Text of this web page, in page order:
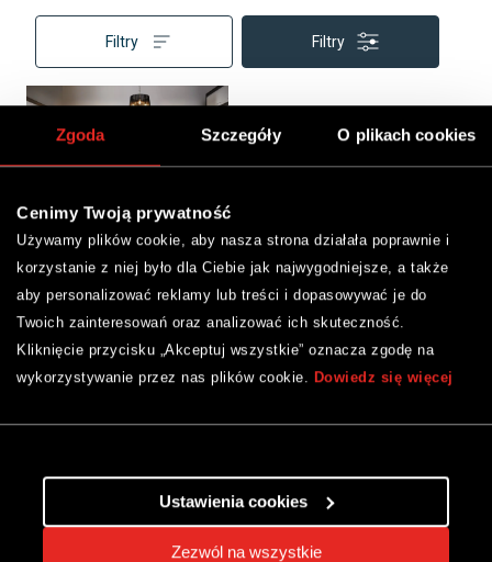
Zgoda Szczegóły O plikach cookies
Cenimy Twoją prywatność
Używamy plików cookie, aby nasza strona działała poprawnie i
korzystanie z niej było dla Ciebie jak najwygodniejsze, a także
aby personalizować reklamy lub treści i dopasowywać je do
Twoich zainteresowań oraz analizować ich skuteczność.
Kliknięcie przycisku „Akceptuj wszystkie” oznacza zgodę na
wykorzystywanie przez nas plików cookie. Dowiedz się więcej
Zezwól na wszystkie
Ustawienia cookies
Filtry Filtry
Mała sypialnia
glamour
Znajdź najbliższy sklep
160 sklepów Komfort w całym